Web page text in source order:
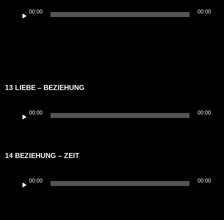
Player
00:00 00:00
13 LIEBE – BEZIEHUNG
Player
00:00 00:00
14 BEZIEHUNG – ZEIT
Player
00:00 00:00